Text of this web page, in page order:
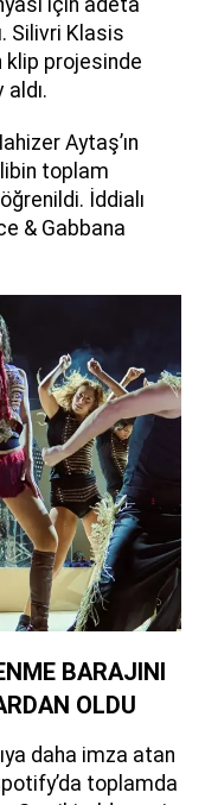
için adeta
Silivri Klasis
klip projesinde
Aytaş’ın
toplam
İddialı
& Gabbana
BARAJINI
OLDU
daha imza atan
toplamda